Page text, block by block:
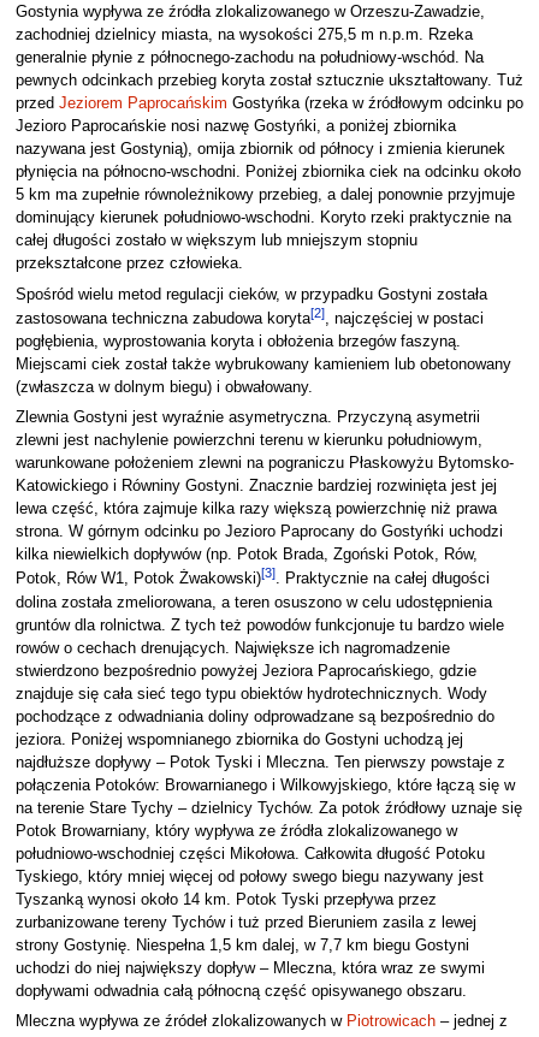
Gostynia wypływa ze źródła zlokalizowanego w Orzeszu-Zawadzie,
zachodniej dzielnicy miasta, na wysokości 275,5 m n.p.m. Rzeka
generalnie płynie z północnego-zachodu na południowy-wschód. Na
pewnych odcinkach przebieg koryta został sztucznie ukształtowany. Tuż
przed Jeziorem Paprocańskim Gostyńka (rzeka w źródłowym odcinku po
Jezioro Paprocańskie nosi nazwę Gostyńki, a poniżej zbiornika
nazywana jest Gostynią), omija zbiornik od północy i zmienia kierunek
płynięcia na północno-wschodni. Poniżej zbiornika ciek na odcinku około
5 km ma zupełnie równoleżnikowy przebieg, a dalej ponownie przyjmuje
dominujący kierunek południowo-wschodni. Koryto rzeki praktycznie na
całej długości zostało w większym lub mniejszym stopniu
przekształcone przez człowieka.
Spośród wielu metod regulacji cieków, w przypadku Gostyni została
zastosowana techniczna zabudowa koryta[2], najczęściej w postaci
pogłębienia, wyprostowania koryta i obłożenia brzegów faszyną.
Miejscami ciek został także wybrukowany kamieniem lub obetonowany
(zwłaszcza w dolnym biegu) i obwałowany.
Zlewnia Gostyni jest wyraźnie asymetryczna. Przyczyną asymetrii
zlewni jest nachylenie powierzchni terenu w kierunku południowym,
warunkowane położeniem zlewni na pograniczu Płaskowyżu Bytomsko-
Katowickiego i Równiny Gostyni. Znacznie bardziej rozwinięta jest jej
lewa część, która zajmuje kilka razy większą powierzchnię niż prawa
strona. W górnym odcinku po Jezioro Paprocany do Gostyńki uchodzi
kilka niewielkich dopływów (np. Potok Brada, Zgoński Potok, Rów,
Potok, Rów W1, Potok Żwakowski)[3]. Praktycznie na całej długości
dolina została zmeliorowana, a teren osuszono w celu udostępnienia
gruntów dla rolnictwa. Z tych też powodów funkcjonuje tu bardzo wiele
rowów o cechach drenujących. Największe ich nagromadzenie
stwierdzono bezpośrednio powyżej Jeziora Paprocańskiego, gdzie
znajduje się cała sieć tego typu obiektów hydrotechnicznych. Wody
pochodzące z odwadniania doliny odprowadzane są bezpośrednio do
jeziora. Poniżej wspomnianego zbiornika do Gostyni uchodzą jej
najdłuższe dopływy – Potok Tyski i Mleczna. Ten pierwszy powstaje z
połączenia Potoków: Browarnianego i Wilkowyjskiego, które łączą się w
na terenie Stare Tychy – dzielnicy Tychów. Za potok źródłowy uznaje się
Potok Browarniany, który wypływa ze źródła zlokalizowanego w
południowo-wschodniej części Mikołowa. Całkowita długość Potoku
Tyskiego, który mniej więcej od połowy swego biegu nazywany jest
Tyszanką wynosi około 14 km. Potok Tyski przepływa przez
zurbanizowane tereny Tychów i tuż przed Bieruniem zasila z lewej
strony Gostynię. Niespełna 1,5 km dalej, w 7,7 km biegu Gostyni
uchodzi do niej największy dopływ – Mleczna, która wraz ze swymi
dopływami odwadnia całą północną część opisywanego obszaru.
Mleczna wypływa ze źródeł zlokalizowanych w Piotrowicach– jednej z